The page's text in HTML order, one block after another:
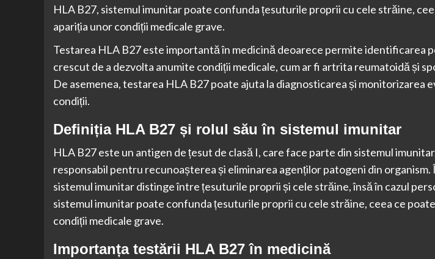
HLA B27, sistemul imunitar poate confunda țesuturile proprii cu cele străine,
apariția unor condiții medicale grave.
Testarea HLA B27 este importantă în medicină deoarece permite identificarea
crescut de a dezvolta anumite condiții medicale, cum ar fi artrita reumatoidă și
De asemenea, testarea HLA B27 poate ajuta la diagnosticarea și monitorizarea
condiții.
Definiția HLA B27 și rolul său în sistemul imunitar
HLA B27 este un antigen de țesut de clasă I, care face parte din sistemul
responsabil pentru recunoașterea și eliminarea agenților patogeni din organism.
sistemul imunitar distinge între țesuturile proprii și cele străine, însă în cazul
sistemul imunitar poate confunda țesuturile proprii cu cele străine, ceea ce
condiții medicale grave.
Importanța testării HLA B27 în medicină